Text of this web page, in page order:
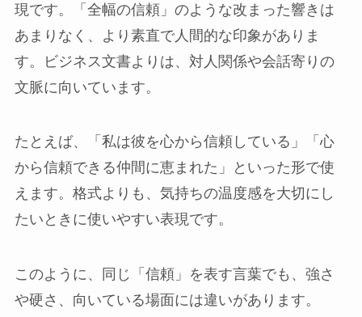
現です。「全幅の信頼」のような改まった響きは
あまりなく、より素直で人間的な印象がありま
す。ビジネス文書よりは、対人関係や会話寄りの
文脈に向いています。
たとえば、「私は彼を心から信頼している」「心
から信頼できる仲間に恵まれた」といった形で使
えます。格式よりも、気持ちの温度感を大切にし
たいときに使いやすい表現です。
このように、同じ「信頼」を表す言葉でも、強さ
や硬さ、向いている場面には違いがあります。